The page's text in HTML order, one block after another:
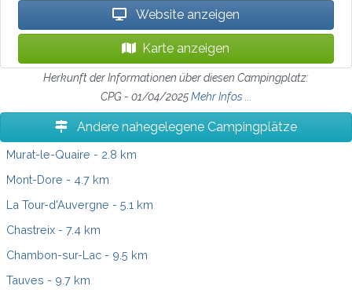
Website anzeigen
Karte anzeigen
Herkunft der Informationen über diesen Campingplatz:
CPG - 01/04/2025Mehr Infos ...
Andere nahegelegene Campingplätze
Murat-le-Quaire - 2.8 km
Mont-Dore - 4.7 km
La Tour-d'Auvergne - 5.1 km
Chastreix - 7.4 km
Chambon-sur-Lac - 9.5 km
Tauves - 9.7 km